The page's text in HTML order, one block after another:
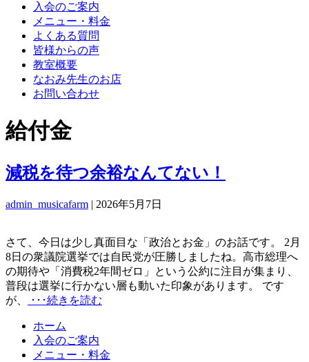
入会のご案内
メニュー・料金
よくある質問
皆様からの声
教室概要
なおみ先生のお店
お問い合わせ
給付金
減税を待つ余裕なんてない！
admin_musicafarm | 2026年5月7日
さて、今日は少し真面目な「政治とお金」のお話です。 2月
8日の衆議院選挙では自民党が圧勝しましたね。高市総理へ
の期待や「消費税2年間ゼロ」という公約に注目が集まり、
普段は選挙に行かない層も動いた印象があります。 です
が、
･･･続きを読む
ホーム
入会のご案内
メニュー・料金